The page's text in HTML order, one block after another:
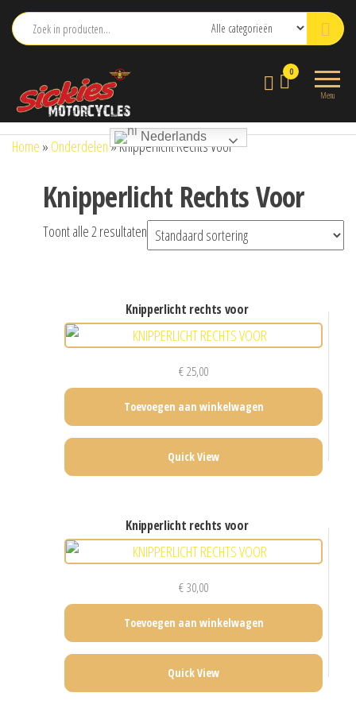
naar
Menu
0
Nederlands
Home » Onderdelen»Knipperlicht Rechts Voor
Knipperlicht Rechts Voor
Toont alle 2 resultaten
knipperlicht rechts voor
€25,00
Toevoegen aan winkelwagen
Quick View
knipperlicht rechts voor
€30,00
Toevoegen aan winkelwagen
Quick View